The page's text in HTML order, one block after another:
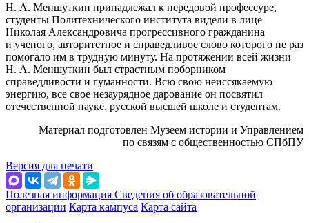
Н. А. Меншуткин принадлежал к передовой профессуре,
студенты Политехнического института видели в лице
Николая Александровича прогрессивного гражданина
и ученого, авторитетное и справедливое слово которого не раз
помогало им в трудную минуту. На протяжении всей жизни
Н. А. Меншуткин был страстным поборником
справедливости и гуманности. Всю свою неиссякаемую
энергию, все свое незаурядное дарование он посвятил
отечественной науке, русской высшей школе и студентам.
Материал подготовлен Музеем истории и Управлением
по связям с общественностью СПбПУ
Версия для печати
Полезная информация Сведения об образовательной
организации Карта кампуса Карта сайта